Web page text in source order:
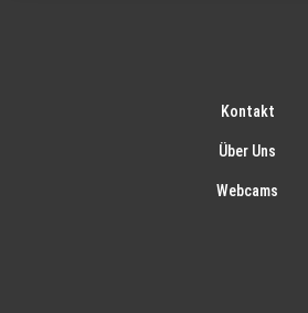
Kontakt
Über Uns
Webcams